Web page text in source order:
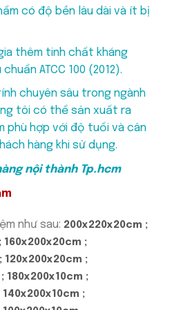
có độ bền lâu dài và ít bị
thêm tinh chất kháng
ATCC 100 (2012).
chuyên sâu trong ngành
tôi có thể sản xuất ra
phù hợp với độ tuổi và cân
hàng khi sử dụng.
nội thành Tp.hcm
như sau: 200x220x20cm ;
160x200x20cm ;
120x200x20cm ;
; 180x200x10cm ;
140x200x10cm ;